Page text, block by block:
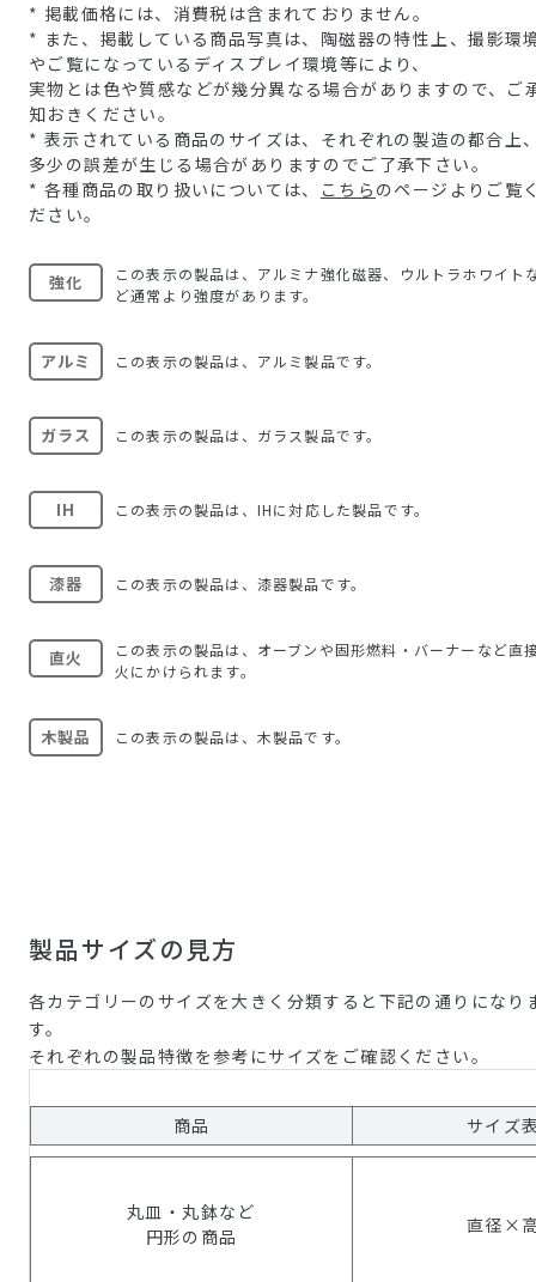
* 掲載価格には、消費税は含まれておりません。
* また、掲載している商品写真は、陶磁器の特性上、撮影環
やご覧になっているディスプレイ環境等により、
実物とは色や質感などが幾分異なる場合がありますので、ご
知おきください。
* 表示されている商品のサイズは、それぞれの製造の都合上
多少の誤差が生じる場合がありますのでご了承下さい。
* 各種商品の取り扱いについては、
こちら のページよりご覧
ださい。
強化
この表示の製品は、アルミナ強化磁器、ウルトラホワイト
ど通常より強度があります。
アルミ この表示の製品は、アルミ製品です。
ガラス この表示の製品は、ガラス製品です。
IH この表示の製品は、IHに対応した製品です。
漆器 この表示の製品は、漆器製品です。
直火
この表示の製品は、オーブンや固形燃料・バーナーなど直
火にかけられます。
木製品 この表示の製品は、木製品です。
製品サイズの見方
各カテゴリーのサイズを大きく分類すると下記の通りになり
す。
それぞれの製品特徴を参考にサイズをご確認ください。
商品 サイズ
丸皿・丸鉢など
円形の商品
直径×